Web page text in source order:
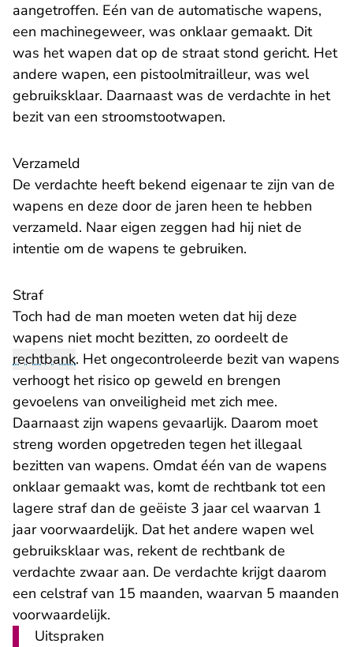
aangetroffen. Eén van de automatische wapens,
een machinegeweer, was onklaar gemaakt. Dit
was het wapen dat op de straat stond gericht. Het
andere wapen, een pistoolmitrailleur, was wel
gebruiksklaar. Daarnaast was de verdachte in het
bezit van een stroomstootwapen.
Verzameld
De verdachte heeft bekend eigenaar te zijn van de
wapens en deze door de jaren heen te hebben
verzameld. Naar eigen zeggen had hij niet de
intentie om de wapens te gebruiken.
Straf
Toch had de man moeten weten dat hij deze
wapens niet mocht bezitten, zo oordeelt de
rechtbank. Het ongecontroleerde bezit van wapens
verhoogt het risico op geweld en brengen
gevoelens van onveiligheid met zich mee.
Daarnaast zijn wapens gevaarlijk. Daarom moet
streng worden opgetreden tegen het illegaal
bezitten van wapens. Omdat één van de wapens
onklaar gemaakt was, komt de rechtbank tot een
lagere straf dan de geëiste 3 jaar cel waarvan 1
jaar voorwaardelijk. Dat het andere wapen wel
gebruiksklaar was, rekent de rechtbank de
verdachte zwaar aan. De verdachte krijgt daarom
een celstraf van 15 maanden, waarvan 5 maanden
voorwaardelijk.
Uitspraken